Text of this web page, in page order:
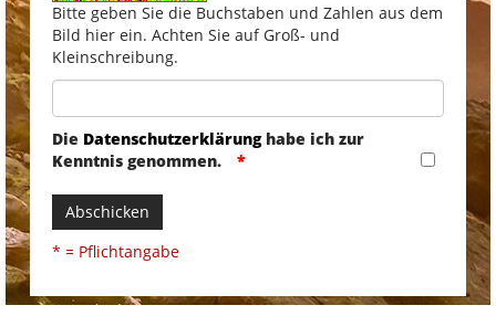
Bitte geben Sie die Buchstaben und Zahlen aus dem
Bild hier ein. Achten Sie auf Groß- und
Kleinschreibung.
Die Datenschutzerklärunghabe ich zur
Kenntnis genommen.
Abschicken
* = Pflichtangabe